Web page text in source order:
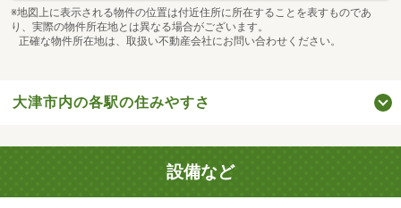
※地図上に表示される物件の位置は付近住所に所在することを表すものであ
り、実際の物件所在地とは異なる場合がございます。
正確な物件所在地は、取扱い不動産会社にお問い合わせください。
大津市内の各駅の住みやすさ
設備など